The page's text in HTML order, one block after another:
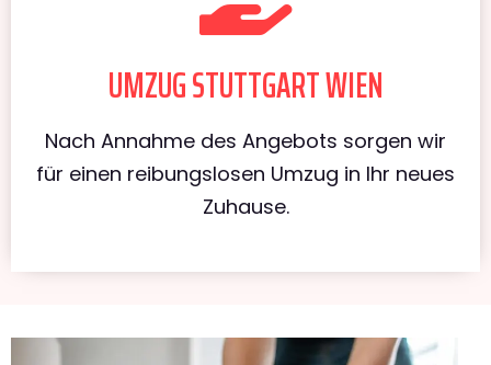
UMZUG STUTTGART WIEN
Nach Annahme des Angebots sorgen wir
für einen reibungslosen Umzug in Ihr neues
Zuhause.